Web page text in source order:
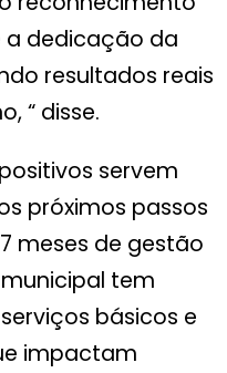
a dedicação da
resultados reais
“ disse.
servem
próximos passos
meses de gestão
tem
básicos e
impactam